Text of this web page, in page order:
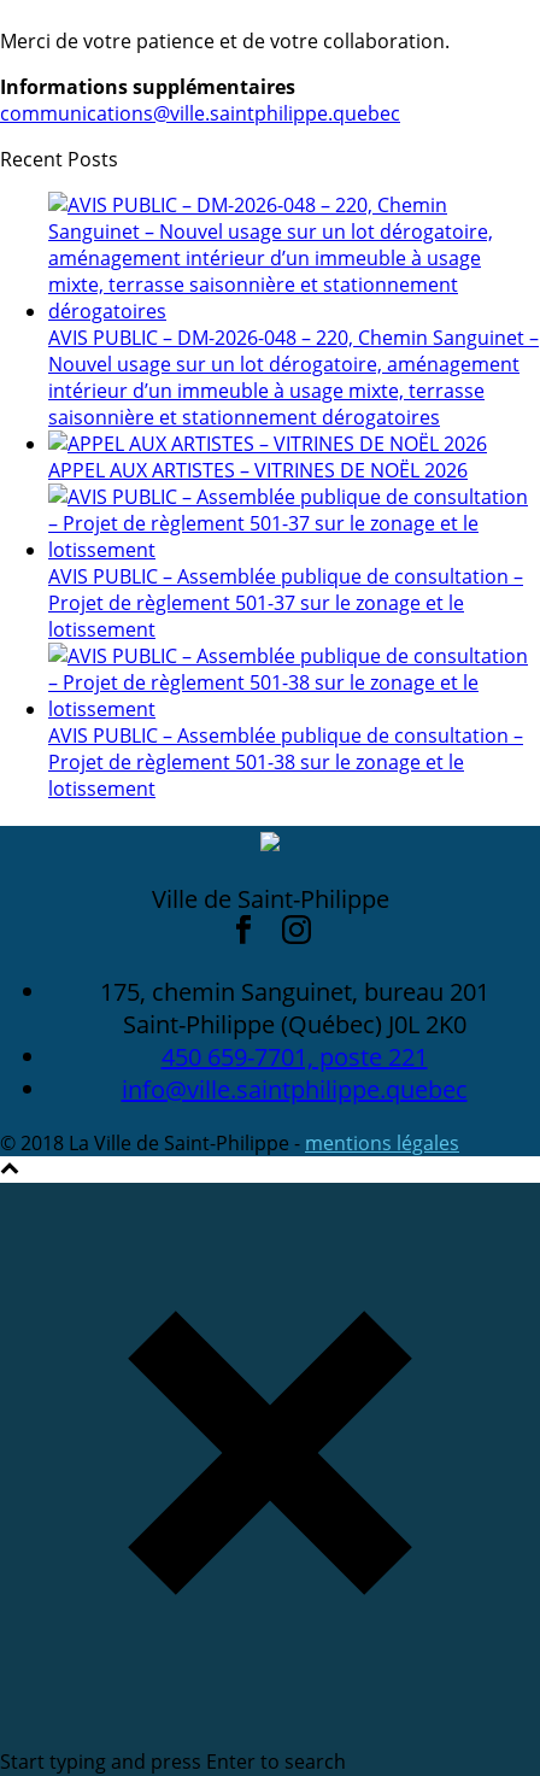
Merci de votre patience et de votre collaboration.
Informations supplémentaires
communications@ville.saintphilippe.quebec
Recent Posts
AVIS PUBLIC – DM-2026-048 – 220, Chemin Sanguinet –
Nouvel usage sur un lot dérogatoire, aménagement
intérieur d’un immeuble à usage mixte, terrasse
saisonnière et stationnement dérogatoires
APPEL AUX ARTISTES – VITRINES DE NOËL 2026
AVIS PUBLIC – Assemblée publique de consultation –
Projet de règlement 501-37 sur le zonage et le
lotissement
AVIS PUBLIC – Assemblée publique de consultation –
Projet de règlement 501-38 sur le zonage et le
lotissement
Ville de Saint-Philippe
175, chemin Sanguinet, bureau 201
Saint-Philippe (Québec) J0L 2K0
450 659-7701, poste 221
info@ville.saintphilippe.quebec
© 2018 La Ville de Saint-Philippe - mentions légales
Start typing and press Enter to search